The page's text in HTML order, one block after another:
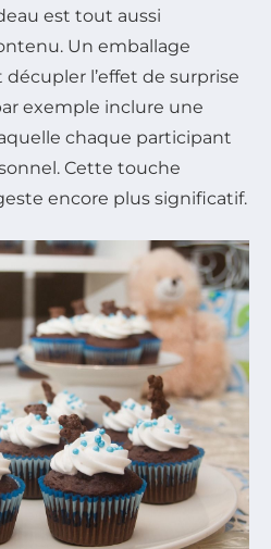
est tout aussi
Un emballage
l’effet de surprise
exemple inclure une
chaque participant
Cette touche
encore plus significatif.